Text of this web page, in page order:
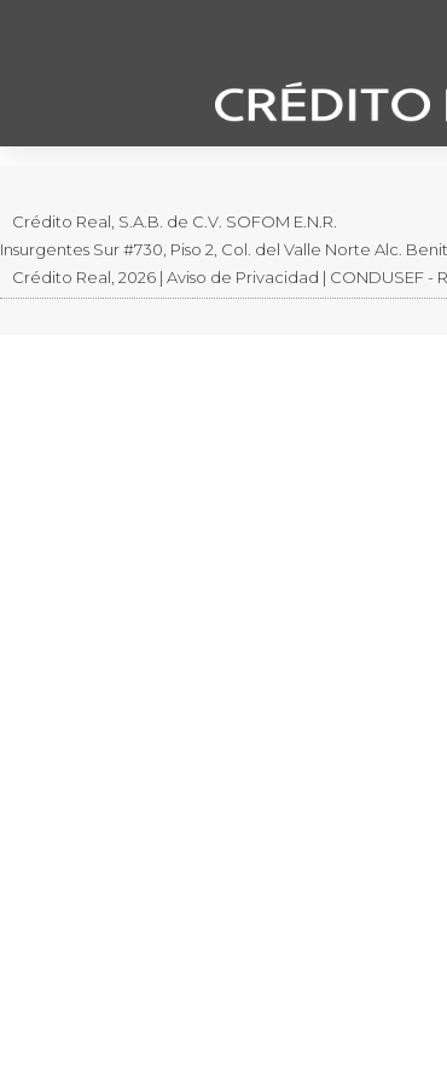
Crédito Real, S.A.B. de C.V. SOFOM E.N.R.
Insurgentes Sur #730, Piso 2, Col. del Valle Norte Alc.
Crédito Real, 2026 | Aviso de Privacidad | CONDUSEF -